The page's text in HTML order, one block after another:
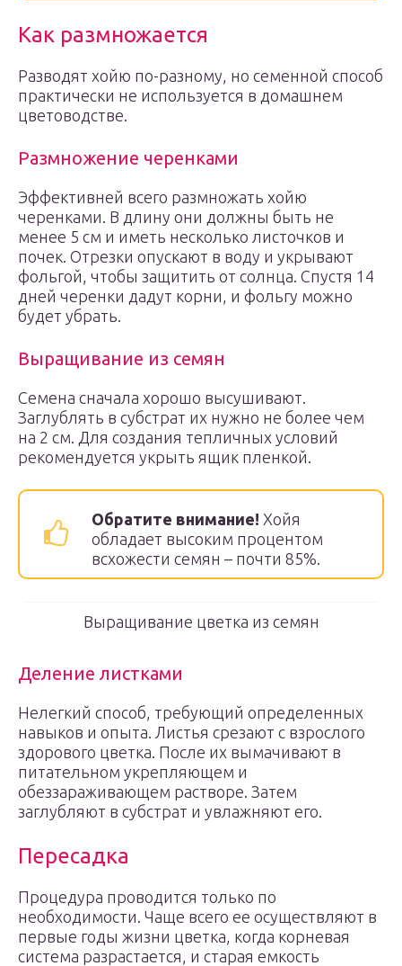
Как размножается
Разводят хойю по-разному, но семенной способ
практически не используется в домашнем
цветоводстве.
Размножение черенками
Эффективней всего размножать хойю
черенками. В длину они должны быть не
менее 5 см и иметь несколько листочков и
почек. Отрезки опускают в воду и укрывают
фольгой, чтобы защитить от солнца. Спустя 14
дней черенки дадут корни, и фольгу можно
будет убрать.
Выращивание из семян
Семена сначала хорошо высушивают.
Заглублять в субстрат их нужно не более чем
на 2 см. Для создания тепличных условий
рекомендуется укрыть ящик пленкой.
Обратите внимание! Хойя
обладает высоким процентом
всхожести семян – почти 85%.
Выращивание цветка из семян
Деление листками
Нелегкий способ, требующий определенных
навыков и опыта. Листья срезают с взрослого
здорового цветка. После их вымачивают в
питательном укрепляющем и
обеззараживающем растворе. Затем
заглубляют в субстрат и увлажняют его.
Пересадка
Процедура проводится только по
необходимости. Чаще всего ее осуществляют в
первые годы жизни цветка, когда корневая
система разрастается, и старая емкость